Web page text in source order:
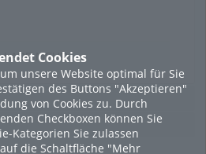
Cookies
unsere Website optimal für Sie
des Buttons "Akzeptieren"
von Cookies zu. Durch
Checkboxen können Sie
Kategorien Sie zulassen
die Schaltfläche "Mehr
LADE MEHR